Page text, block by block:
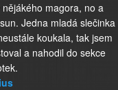
nějákého magora, no a
Jedna mladá slečinka
koukala, tak jsem
a nahodil do sekce